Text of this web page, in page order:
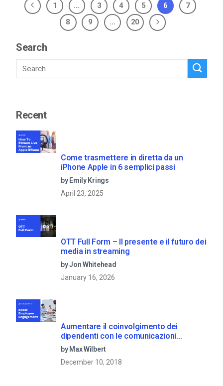
1 … 3 4 5 6
7
8
9 … 20
Search
Recent
Come trasmettere in diretta da un
iPhone Apple in 6 semplici passi
by Emily Krings
April 23, 2025
OTT Full Form – Il presente e il futuro dei
media in streaming
by Jon Whitehead
January 16, 2026
Aumentare il coinvolgimento dei
dipendenti con le comunicazioni
aziendali in live streaming
by Max Wilbert
December 10, 2018